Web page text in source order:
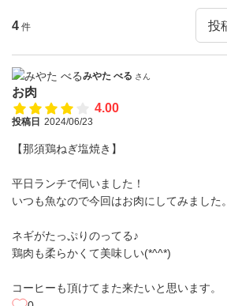
4 件
みやた べる さん
お肉
4.00
投稿日 2024/06/23
【那須鶏ねぎ塩焼き】
⁡平日ランチで伺いました！⁡
⁡いつも魚なので今回はお肉にしてみました。
⁡ネギがたっぷりのってる♪
⁡鶏肉も柔らかくて美味しい(*^^*)
⁡コーヒーも頂けてまた来たいと思います。